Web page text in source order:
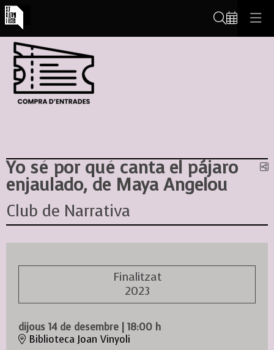
Yo sé por qué canta el pájaro
enjaulado, de Maya Angelou
Club de Narrativa
Finalitzat
2023
dijous 14 de desembre | 18:00 h
Biblioteca Joan Vinyoli